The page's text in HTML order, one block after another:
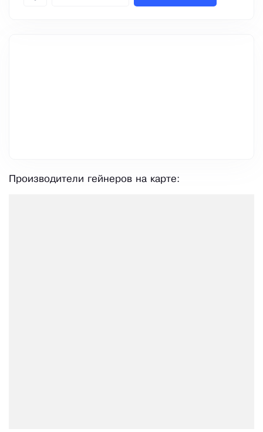
Производители гейнеров на карте: